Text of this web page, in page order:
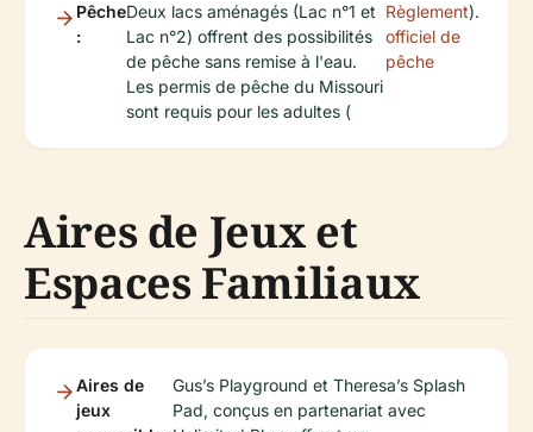
Pêche
:
Deux lacs aménagés (Lac n°1 et
Lac n°2) offrent des possibilités
de pêche sans remise à l'eau.
Les permis de pêche du Missouri
sont requis pour les adultes (
Règlement
officiel de
pêche
).
Aires de Jeux et
Espaces Familiaux
Aires de
jeux
Gus’s Playground et Theresa’s Splash
Pad, conçus en partenariat avec